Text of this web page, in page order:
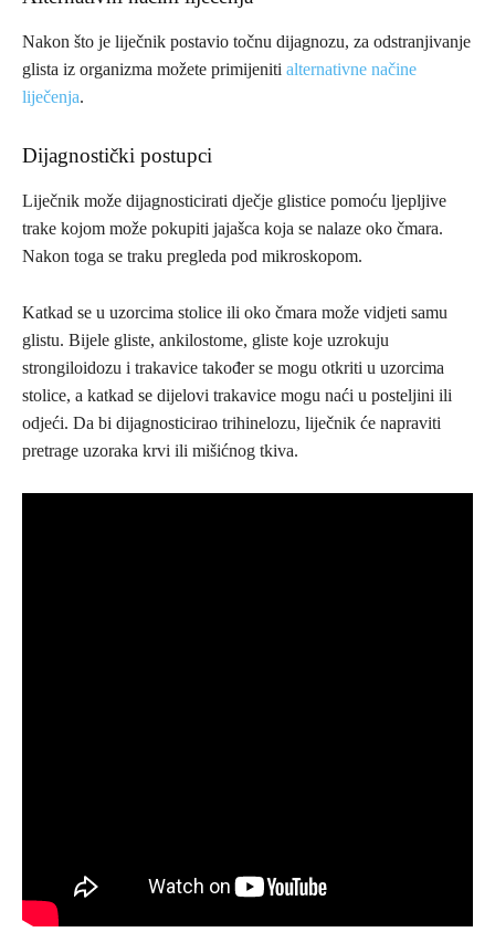
Nakon što je liječnik postavio točnu dijagnozu, za odstranjivanje
glista iz organizma možete primijeniti alternativne načine
liječenja.
Dijagnostički postupci
Liječnik može dijagnosticirati dječje glistice pomoću ljepljive
trake kojom može pokupiti jajašca koja se nalaze oko čmara.
Nakon toga se traku pregleda pod mikroskopom.
Katkad se u uzorcima stolice ili oko čmara može vidjeti samu
glistu. Bijele gliste, ankilostome, gliste koje uzrokuju
strongiloidozu i trakavice također se mogu otkriti u uzorcima
stolice, a katkad se dijelovi trakavice mogu naći u posteljini ili
odjeći. Da bi dijagnosticirao trihinelozu, liječnik će napraviti
pretrage uzoraka krvi ili mišićnog tkiva.